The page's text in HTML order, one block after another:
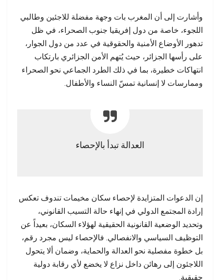
وأشارت إلى أن المغرب بات وجهة مفضلة للاجئين وطالبي
اللجوء، خاصة من دول إفريقيا جنوب الصحراء، في ظل
تدهور الأوضاع الأمنية والحقوقية في عدد من دول الجوار،
على رأسها الجزائر، حيث يُتهم الأمن الجزائري بارتكاب
انتهاكات خطيرة، بما في ذلك الطرد الجماعي نحو الصحراء
وممارسات لا إنسانية تمسّ النساء والأطفال.
العدالة تبدأ بالإحصاء
إن الدعوات المتزايدة لإحصاء سكان مخيمات تندوف تعكس
إرادة المجتمع الدولي في إنهاء حالة التسيب القانوني،
وتحديد الوضعية القانونية الحقيقية لهؤلاء السكان، بعيداً عن
التوظيف السياسي والانفصالي. فالإحصاء ليس مجرد رقم،
بل خطوة مفصلية نحو العدالة والحماية، وضمان ألا يتحول
اللاجئون إلى رهائن داخل نزاع لا يخضع لأي رقابة دولية
حقيقية.